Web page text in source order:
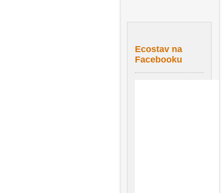
Ecostav na
Facebooku